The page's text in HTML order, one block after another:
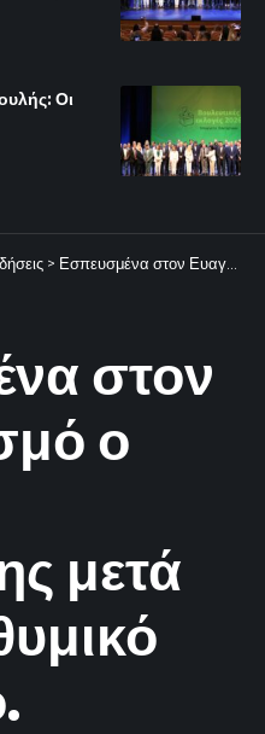
Οι
> Εσπευσμένα στον Ευαγγελισμό ο Γιώργος Μυλωνάκης μετά από λιποθυμικό επεισόδιο.
στον
ο
μετά